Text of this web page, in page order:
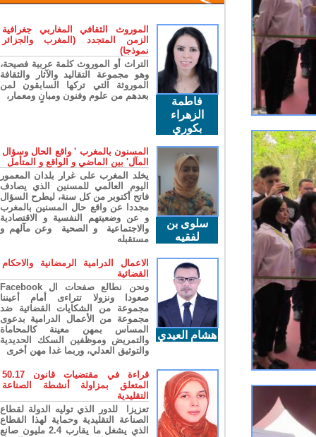
فاطمة
الزهراء
بكوري
الموروث الثقافي المغاربي جغرافية
الزمن المتجدد (المغرب والجزائر
نموذجا)
التراث أو الموروث كلمة عربية فصيحة،
وهو مجموعة التقاليد والآثار والثقافة
الموروثة التي تركها السابقون لمن
بعدهم من علوم وفنون ومبانٍ ومعمار،
سلوى بن
لفقيه
المسنون بالمغرب ' واقع الحال وسؤال
المآل' بين الماضي و الواقع و المتأمل
يخلد المغرب على غرار بلدان المعمور
اليوم العالمي للمسنين الذي يصادف
فاتح أكتوبر من كل سنة، ليطرح السؤال
مجددا عن واقع حال المسنين بالمغرب
و عن وضعيتهم النفسية و الاقتصادية
والاجتماعية و الصحية وعن مآلهم و
مستقبله
هشام العيدي
الاعمال الدرامية الرمضانية والاحكام
القضائية
ونحن نطالع صفحات ال Facebook
صعودا ونزولا تتراءى أمام أعيننا
مجموعة من الشكايات القضائية ضد
مجموعة من الأعمال الدرامية بدعوى
المساس بمهن معينة كالمحاماة
والتمريض وموظفين السكك الحديدية
والتوثيق العدلي، وربما غدا مهن أخرى
قراءة في مقتضيات قانون 50.17
المتعلق بمزاولة أنشطة الصناعة
التقليدية
تعزيزا للدور الذي توليه الدولة لقطاع
الصناعة التقليدية وحماية لهذا القطاع
الذي يشغل ما يقارب 2.4 مليون صانع